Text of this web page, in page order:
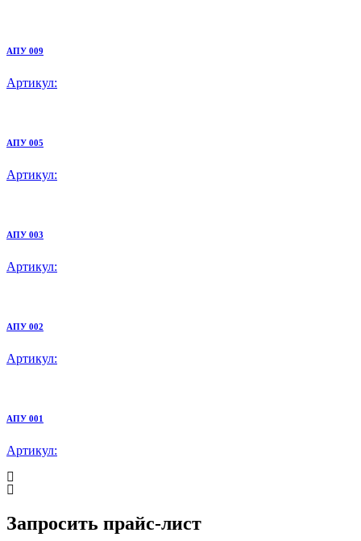
АПУ 009
Артикул:
АПУ 005
Артикул:
АПУ 003
Артикул:
АПУ 002
Артикул:
АПУ 001
Артикул:
Запросить прайс-лист